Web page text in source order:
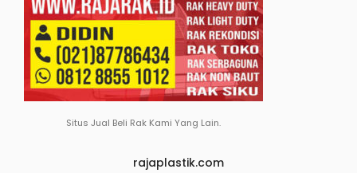
Situs Jual Beli Rak Kami Yang Lain.
rajaplastik.com